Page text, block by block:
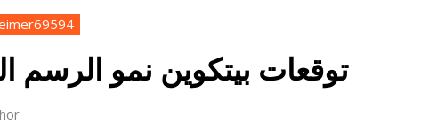
توقعات بيتكوين نمو الرسم